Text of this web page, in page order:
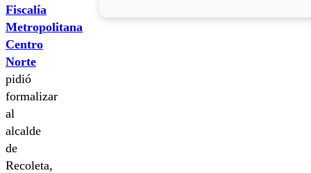
Fiscalía
Metropolitana
Centro
Norte
pidió
formalizar
al
alcalde
de
Recoleta,